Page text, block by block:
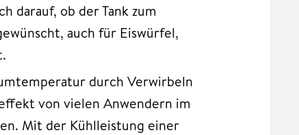
darauf, ob der Tank zum
auch für Eiswürfel,
durch Verwirbeln
von vielen Anwendern im
Mit der Kühlleistung einer